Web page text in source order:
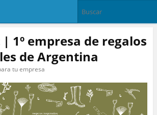
1º empresa de regalos
de Argentina
tu empresa